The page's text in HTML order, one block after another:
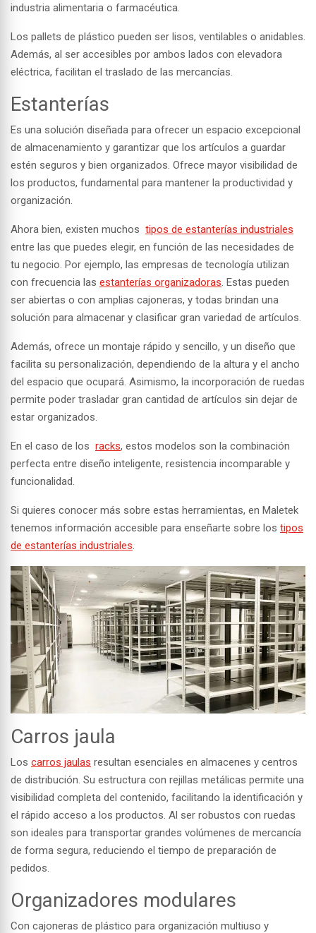
industria alimentaria o farmacéutica.
Los pallets de plástico pueden ser lisos, ventilables o anidables.
Además, al ser accesibles por ambos lados con elevadora
eléctrica, facilitan el traslado de las mercancías.
Estanterías
Es una solución diseñada para ofrecer un espacio excepcional
de almacenamiento y garantizar que los artículos a guardar
estén seguros y bien organizados. Ofrece mayor visibilidad de
los productos, fundamental para mantener la productividad y
organización.
Ahora bien, existen muchos tipos de estanterías industriales
entre las que puedes elegir, en función de las necesidades de
tu negocio. Por ejemplo, las empresas de tecnología utilizan
con frecuencia las estanterías organizadoras. Estas pueden
ser abiertas o con amplias cajoneras, y todas brindan una
solución para almacenar y clasificar gran variedad de artículos.
Además, ofrece un montaje rápido y sencillo, y un diseño que
facilita su personalización, dependiendo de la altura y el ancho
del espacio que ocupará. Asimismo, la incorporación de ruedas
permite poder trasladar gran cantidad de artículos sin dejar de
estar organizados.
En el caso de los racks, estos modelos son la combinación
perfecta entre diseño inteligente, resistencia incomparable y
funcionalidad.
Si quieres conocer más sobre estas herramientas, en Maletek
tenemos información accesible para enseñarte sobre los tipos
de estanterías industriales.
Carros jaula
Los carros jaulas resultan esenciales en almacenes y centros
de distribución. Su estructura con rejillas metálicas permite una
visibilidad completa del contenido, facilitando la identificación y
el rápido acceso a los productos. Al ser robustos con ruedas
son ideales para transportar grandes volúmenes de mercancía
de forma segura, reduciendo el tiempo de preparación de
pedidos.
Organizadores modulares
Con cajoneras de plástico para organización multiuso y